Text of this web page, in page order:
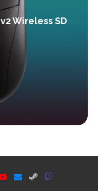
Wireless SD